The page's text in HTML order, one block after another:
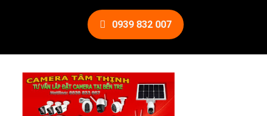
0939 832 007